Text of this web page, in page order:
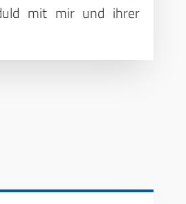
mit mir und ihrer